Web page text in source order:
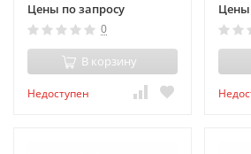
Цены по запросу
0
В корзину
Недоступен
Цены